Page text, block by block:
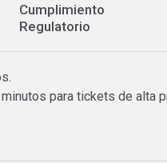
Cumplimiento
Regulatorio
para tickets de alta